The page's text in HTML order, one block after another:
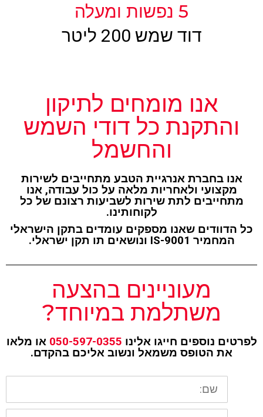
5 נפשות ומעלה
דוד שמש 200 ליטר
אנו מומחים לתיקון
והתקנת כל דודי השמש
והחשמל
אנו בחברת אנרגיית הטבע מתחייבים לשירות
מקצועי ולאחריות מלאה על כול עבודה, אנו
מתחייבים לתת שירות לשביעות רצונם של כל
לקוחותינו.
כל הדוודים שאנו מספקים עומדים בתקן הישראלי
המחמיר IS-9001 ונושאים תו תקן ישראלי.
מעוניינים בהצעה
משתלמת במיוחד?
לפרטים נוספים חייגו אלינו 050-597-0355 או מלאו
את הטופס משמאל ונשוב אליכם בהקדם.
שם
טלפון